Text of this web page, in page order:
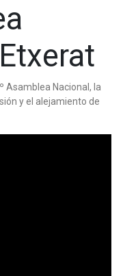
Asamblea Nacional, la
y el alejamiento de